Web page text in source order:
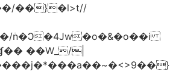
��}�l>t//